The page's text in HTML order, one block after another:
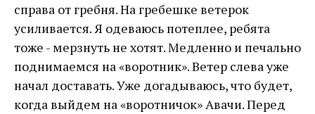
справа от гребня. На гребешке ветерок
усиливается. Я одеваюсь потеплее, ребята
тоже - мерзнуть не хотят. Медленно и печально
поднимаемся на «воротник». Ветер слева уже
начал доставать. Уже догадываюсь, что будет,
когда выйдем на «воротничок» Авачи. Перед